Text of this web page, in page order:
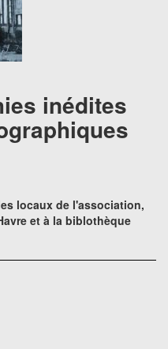
inédites
locaux de l'association,
et à la biblothèque